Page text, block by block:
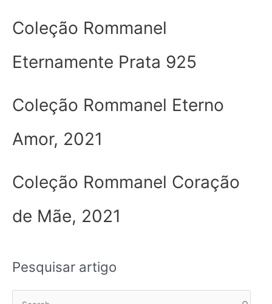
Coleção Rommanel
Eternamente Prata 925
Coleção Rommanel Eterno
Amor, 2021
Coleção Rommanel Coração
de Mãe, 2021
Pesquisar artigo